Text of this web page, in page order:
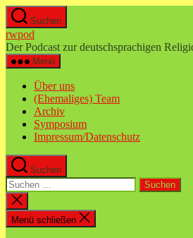
Zum
Inhalt
springen
Suchen
rwpod
Der Podcast zur deutschsprachigen
Menü
Über uns
(Ehemaliges) Team
Archiv
Symposium
Impressum/Datenschutz
Suchen
Suchen
nach:
Suche
schließen
Menü schließen